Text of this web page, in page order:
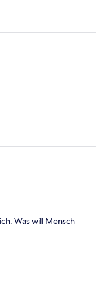
Was will Mensch